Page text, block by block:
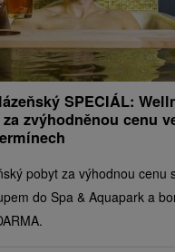
SPECIÁL:
zvýhodněnou cenu
pobyt za výhodnou cenu
do Spa & Aquapark a